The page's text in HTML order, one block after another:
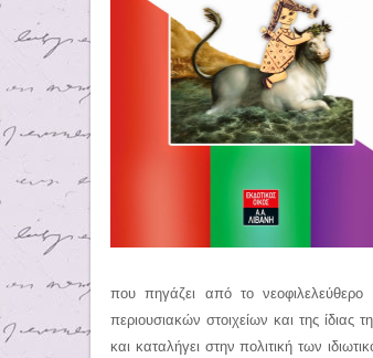
που πηγάζει από το νεοφιλελεύθερο
περιουσιακών στοιχείων και της
και καταλήγει στην πολιτική των